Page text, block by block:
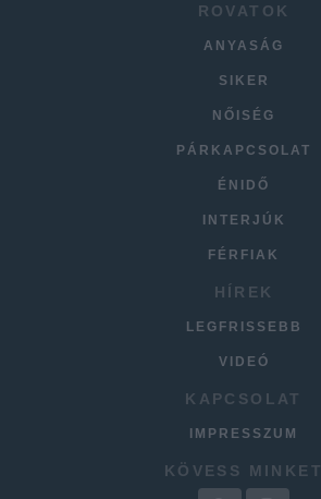
ROVATOK
ANYASÁG
SIKER
NŐISÉG
PÁRKAPCSOLAT
ÉNIDŐ
INTERJÚK
FÉRFIAK
HÍREK
LEGFRISSEBB
VIDEÓ
KAPCSOLAT
IMPRESSZUM
KÖVESS MINKET